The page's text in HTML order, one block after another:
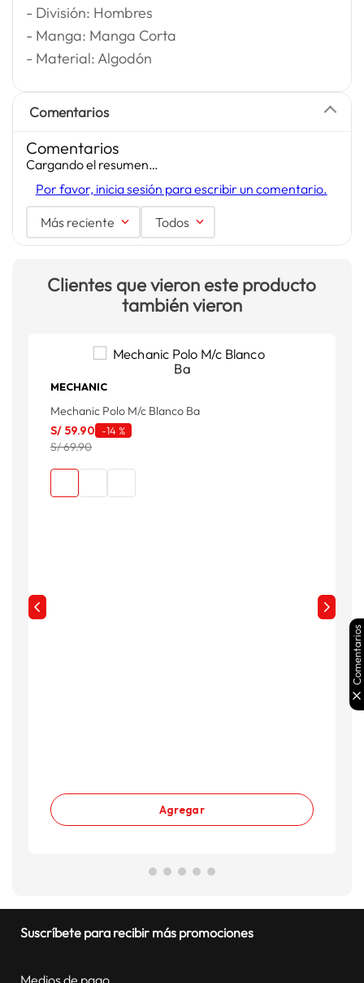
- División: Hombres
- Manga: Manga Corta
- Material: Algodón
Comentarios
Comentarios
Cargando el resumen…
Por favor, inicia sesión para escribir un comentario.
Más reciente Todos
Clientes que vieron este producto
también vieron
MECHANIC
Mechanic Polo M/c Blanco Ba
S/ 59.90 -14 %
S/ 69.90
Agregar
Suscríbete para recibir más promociones
Medios de pago
Comentarios